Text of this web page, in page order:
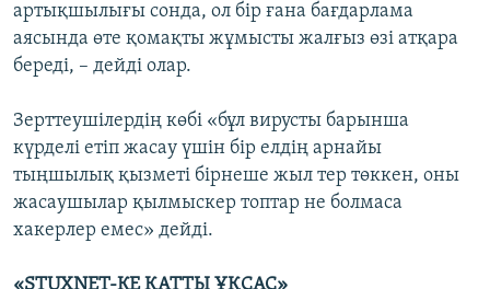
артықшылығы сонда, ол бір ғана бағдарлама
аясында өте қомақты жұмысты жалғыз өзі атқара
береді, – дейді олар.
Зерттеушілердің көбі «бұл вирусты барынша
күрделі етіп жасау үшін бір елдің арнайы
тыңшылық қызметі бірнеше жыл тер төккен, оны
жасаушылар қылмыскер топтар не болмаса
хакерлер емес» дейді.